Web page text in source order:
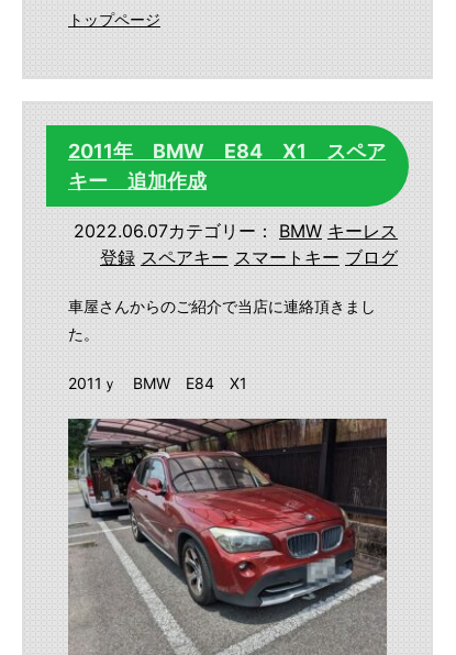
トップページ
2011年 BMW E84 X1 スペア
キー 追加作成
2022.06.07カテゴリー： BMW キーレス
登録 スペアキー スマートキー ブログ
車屋さんからのご紹介で当店に連絡頂きまし
た。
2011ｙ BMW E84 X1